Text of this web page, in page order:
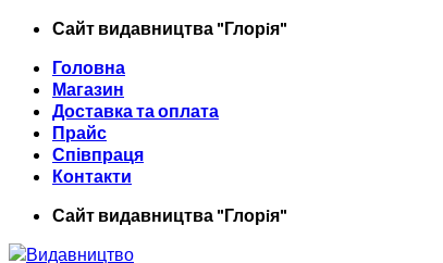
Skip
content
Сайт видавництва "Глорiя"
Головна
Магазин
Доставка та оплата
Прайс
Співпраця
Контакти
Сайт видавництва "Глорiя"